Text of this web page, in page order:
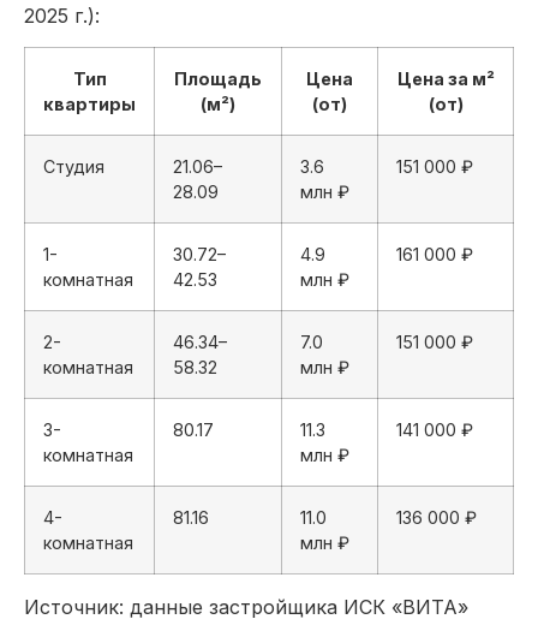
2025 г.):
Тип
квартиры
Площадь
(м²)
Цена
(от)
Цена за м²
(от)
Студия
21.06–
28.09
3.6
млн ₽
151 000 ₽
1-
комнатная
30.72–
42.53
4.9
млн ₽
161 000 ₽
2-
комнатная
46.34–
58.32
7.0
млн ₽
151 000 ₽
3-
комнатная
80.17
11.3
млн ₽
141 000 ₽
4-
комнатная
81.16
11.0
млн ₽
136 000 ₽
Источник: данные застройщика ИСК «ВИТА»